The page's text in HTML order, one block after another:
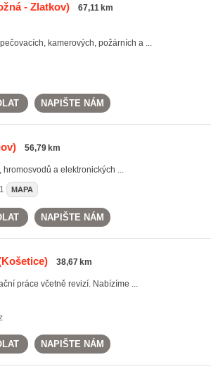
- Zlatkov) 67,11 km
kamerových, požárních a ...
NAPIŠTE NÁM
56,79 km
hromosvodů a elektronických ...
MAPA
NAPIŠTE NÁM
38,67 km
práce včetně revizí. Nabízíme ...
NAPIŠTE NÁM